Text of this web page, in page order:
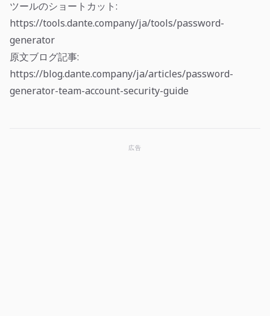
ツールのショートカット:
https://tools.dante.company/ja/tools/password-
generator
原文ブログ記事:
https://blog.dante.company/ja/articles/password-
generator-team-account-security-guide
広告